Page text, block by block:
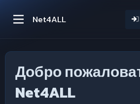
Net4ALL
Добро
Net4ALL